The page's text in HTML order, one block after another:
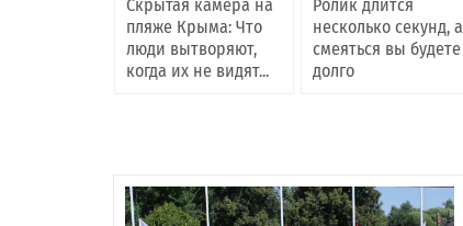
Скрытая камера на
пляже Крыма: Что
люди вытворяют,
когда их не видят...
Ролик длится
несколько секунд, а
смеяться вы будете
долго